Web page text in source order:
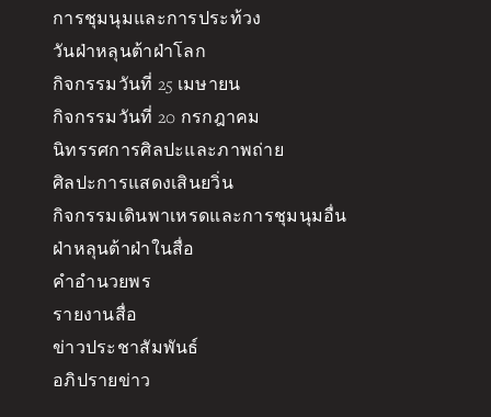
การชุมนุมและการประท้วง
วันฝ่าหลุนต้าฝ่าโลก
กิจกรรมวันที่ 25 เมษายน
กิจกรรมวันที่ 20 กรกฎาคม
นิทรรศการศิลปะและภาพถ่าย
ศิลปะการแสดงเสินยวิ่น
กิจกรรมเดินพาเหรดและการชุมนุมอื่น
ฝ่าหลุนต้าฝ่าในสื่อ
คำอำนวยพร
รายงานสื่อ
ข่าวประชาสัมพันธ์
อภิปรายข่าว